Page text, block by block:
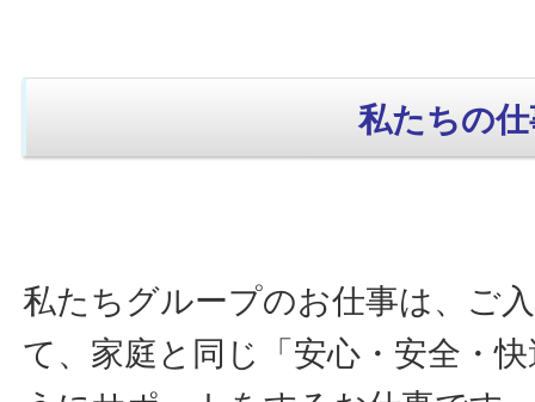
私たちの
私たちグループのお仕事は、ご
て、家庭と同じ「安心・安全・